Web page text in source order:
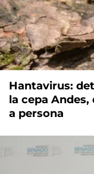
Hantavirus:
la cepa
a persona